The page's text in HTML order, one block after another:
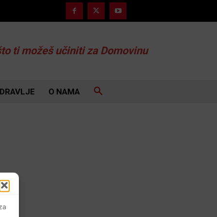
ti možeš učiniti za Domovinu
O NAMA